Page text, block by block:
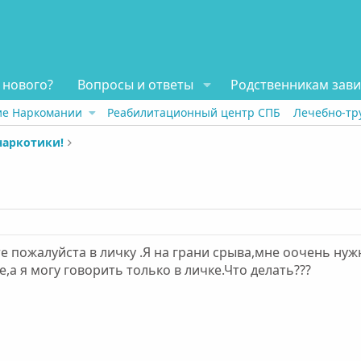
Вопросы и ответы Родственникам
Наркомании Реабилитационный центр СПБ
Лечебно-
пожалуйста в личку .Я на грани срыва,мне оочень
могу говорить только в личке.Что делать???